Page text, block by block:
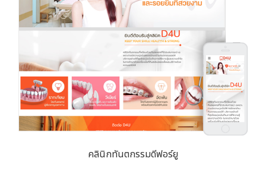
คลินิกทันตกรรมดีฟอร์ยู